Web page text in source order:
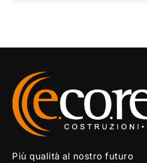
Più qualità al nostro futuro